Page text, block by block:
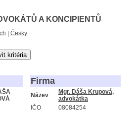
A KONCIPIENTŮ
Česky
kritéria
Firma
Název
Mgr. Dáša Krupová,
advokátka
IČO
08084254